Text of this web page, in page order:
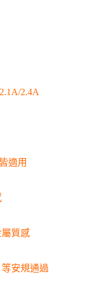
2.4A
適用
質感
安規通過